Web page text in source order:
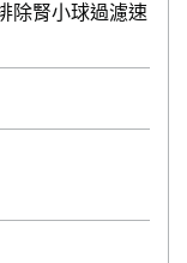
除腎小球過濾速